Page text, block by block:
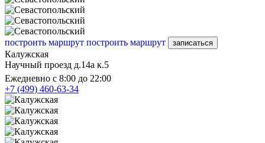
построить маршрут построить маршрут записаться
Калужская
Научный проезд д.14а к.5
Ежедневно с 8:00 до 22:00
+7 (499) 460-63-34